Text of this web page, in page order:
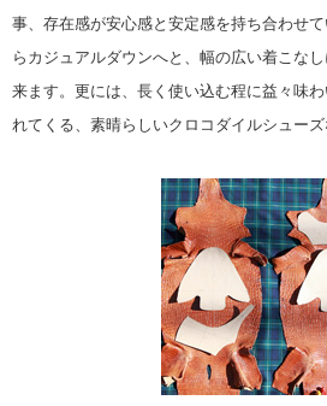
事、存在感が安心感と安定感を持ち合わせ
らカジュアルダウンへと、幅の広い着こな
来ます。更には、長く使い込む程に益々味
れてくる、素晴らしいクロコダイルシューズ